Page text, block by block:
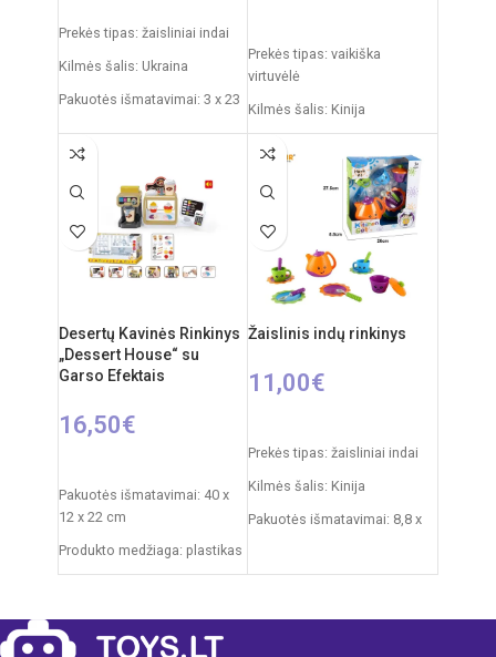
Prekės tipas: žaisliniai indai
Kilmės šalis: Ukraina
Pakuotės išmatavimai: 3 x 23
Produkto medžiaga: plastikas
Rekomenduojamas amžius:
nuo 3 metų
Prekės tipas: vaikiška
virtuvėlė
Kilmės šalis: Kinija
48 x 70 cm
Virtuvėlės išmatavimai: 33 x
Produkto medžiaga: plastikas
Rekomenduojamas amžius:
nuo 3 metų
Elementai: 3 x AA
Desertų Kavinės Rinkinys
„Dessert House“ su
Garso Efektais
16,50€
Pakuotės išmatavimai: 40 x
12 x 22 cm
Produkto medžiaga: plastikas
Elementai: 2 x AA
Žaislinis indų rinkinys
11,00€
Prekės tipas: žaisliniai indai
Kilmės šalis: Kinija
Pakuotės išmatavimai: 8,8 x
Produkto medžiaga: plastikas